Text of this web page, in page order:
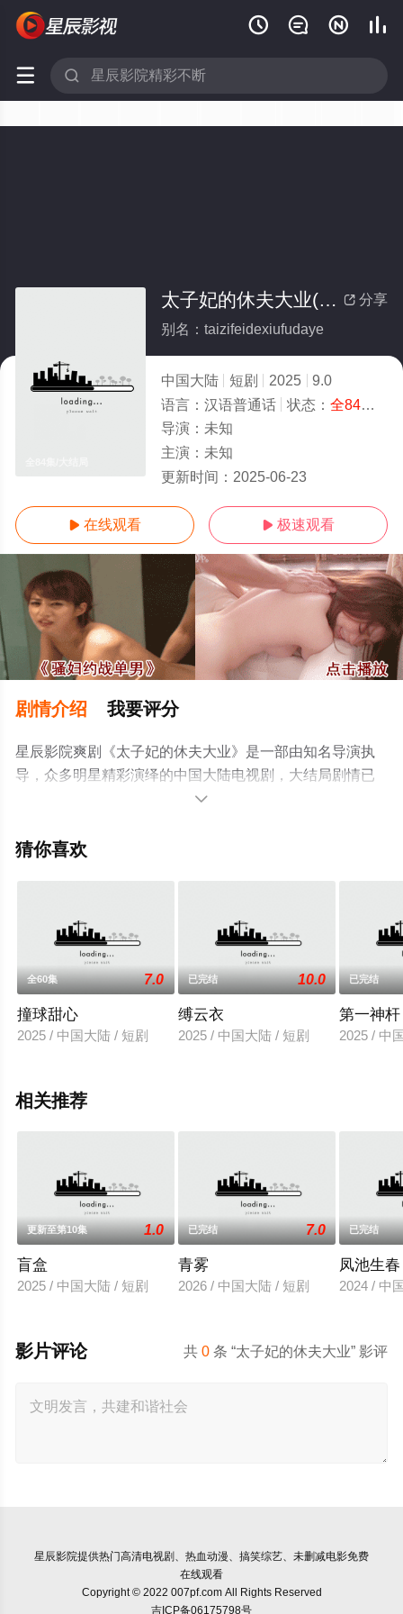
   
 
 分享
太子妃的休夫大业(全集)
别名：taizifeidexiufudaye
中国大陆 短剧 2025
9.0
语言： 汉语普通话 状态： 全84集
导演： 未知
主演： 未知
更新时间： 2025-06-23
 在线观看  极速观看
剧情介绍 我要评分
星辰影院爽剧《太子妃的休夫大业》是一部由知名导演执
导，众多明星精彩演绎的中国大陆电视剧，大结局剧情已
揭晓（全84集），手机免费观看高清无删减完整版电视剧
电视猫或剧情网等平台了解。

猜你喜欢
全60集 7.0
撞球甜心
2025 / 中国大陆 / 短剧
已完结 10.0
缚云衣
2025 / 中国大陆 / 短剧
已完结
第一神杆
2025 / 中
相关推荐
更新至第10集 1.0
盲盒
2025 / 中国大陆 / 短剧
已完结 7.0
青雾
2026 / 中国大陆 / 短剧
已完结
凤池生春
2024 / 中
共0 条 “太子妃的休夫大业” 影评
影片评论
星辰影院提供热门高清电视剧、热血动漫、搞笑综艺、未删减电影免费
在线观看
Copyright © 2022 007pf.com All Rights Reserved
吉ICP备06175798号